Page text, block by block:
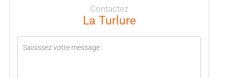
Contactez
La Turlure